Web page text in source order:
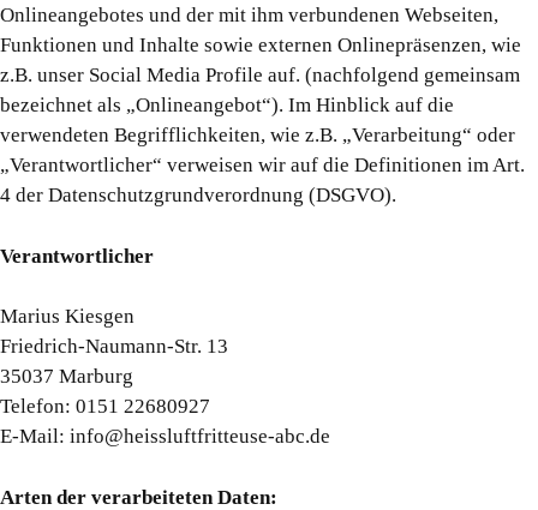
Onlineangebotes und der mit ihm verbundenen Webseiten,
Funktionen und Inhalte sowie externen Onlinepräsenzen, wie
z.B. unser Social Media Profile auf. (nachfolgend gemeinsam
bezeichnet als „Onlineangebot“). Im Hinblick auf die
verwendeten Begrifflichkeiten, wie z.B. „Verarbeitung“ oder
„Verantwortlicher“ verweisen wir auf die Definitionen im Art.
4 der Datenschutzgrundverordnung (DSGVO).
Verantwortlicher
Marius Kiesgen
Friedrich-Naumann-Str. 13
35037 Marburg
Telefon: 0151 22680927
E-Mail: info@heissluftfritteuse-abc.de
Arten der verarbeiteten Daten: